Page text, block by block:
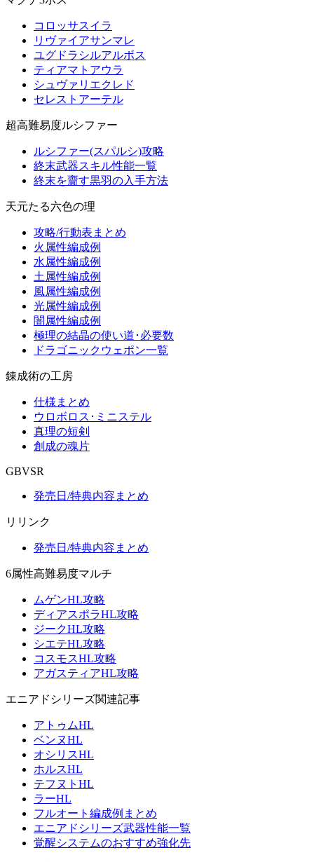
コロッサスイラ
リヴァイアサンマレ
ユグドラシルアルボス
ティアマトアウラ
シュヴァリエクレド
セレストアーテル
超高難易度ルシファー
ルシファー(スパルシ)攻略
終末武器スキル性能一覧
終末を齎す黒羽の入手方法
天元たる六色の理
攻略/行動表まとめ
火属性編成例
水属性編成例
土属性編成例
風属性編成例
光属性編成例
闇属性編成例
極理の結晶の使い道･必要数
ドラゴニックウェポン一覧
錬成術の工房
仕様まとめ
ウロボロス･ミニステル
真理の短剣
創成の魂片
GBVSR
発売日/特典内容まとめ
リリンク
発売日/特典内容まとめ
6属性高難易度マルチ
ムゲンHL攻略
ディアスポラHL攻略
ジークHL攻略
シエテHL攻略
コスモスHL攻略
アガスティアHL攻略
エニアドシリーズ関連記事
アトゥムHL
ベンヌHL
オシリスHL
ホルスHL
テフヌトHL
ラーHL
フルオート編成例まとめ
エニアドシリーズ武器性能一覧
覚醒システムのおすすめ強化先